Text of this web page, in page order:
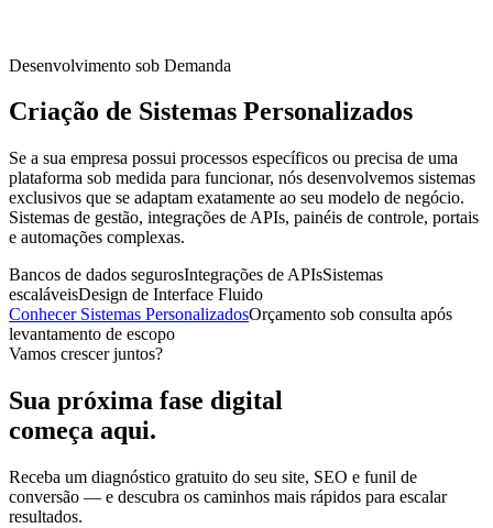
Desenvolvimento sob Demanda
Criação de Sistemas Personalizados
Se a sua empresa possui processos específicos ou precisa de uma
plataforma sob medida para funcionar, nós desenvolvemos sistemas
exclusivos que se adaptam exatamente ao seu modelo de negócio.
Sistemas de gestão, integrações de APIs, painéis de controle, portais
e automações complexas.
Bancos de dados segurosIntegrações de APIsSistemas
escaláveisDesign de Interface Fluido
Conhecer Sistemas PersonalizadosOrçamento sob consulta após
levantamento de escopo
Vamos crescer juntos?
Sua próxima fase digital
começa aqui.
Receba um diagnóstico gratuito do seu site, SEO e funil de
conversão — e descubra os caminhos mais rápidos para escalar
resultados.